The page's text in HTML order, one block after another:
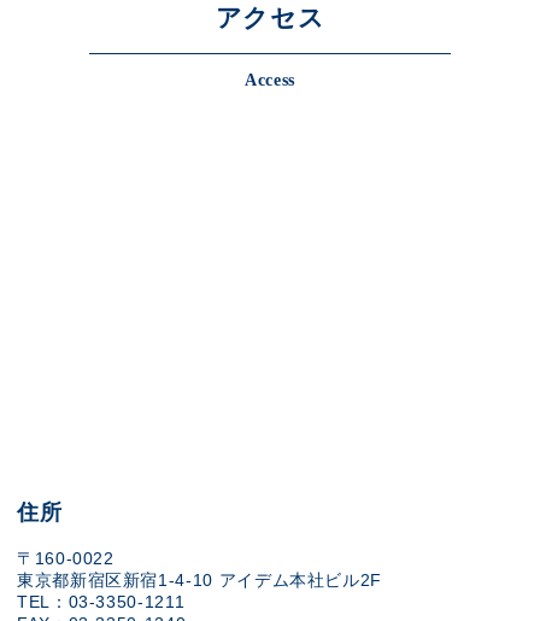
アクセス
Access
住所
〒160-0022
東京都新宿区新宿1-4-10 アイデム本社ビル2F
TEL：03-3350-1211